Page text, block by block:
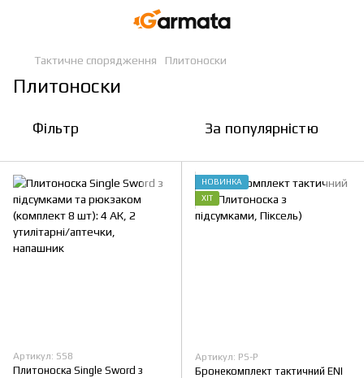
Тактичне спорядження Плитоноски
Плитоноски
Фільтр За популярністю
Артикул: SS8
Плитоноска Single Sword з
НОВИНКА
ХІТ
Артикул: PS-P
Бронекомплект тактичний ENI